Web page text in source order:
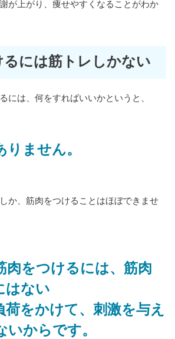
が上がり、痩せやすくなることがわか
るには筋トレしかない
には、何をすればいいかというと、
ません。
か、筋肉をつけることはほぼできませ
肉をつけるには、筋肉
はない
荷をかけて、刺激を与え
いからです。